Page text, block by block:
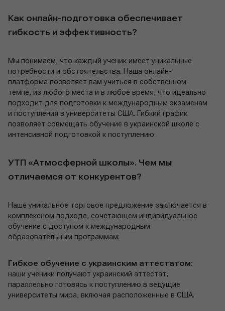
Как онлайн-подготовка обеспечивает
гибкость и эффективность?
Мы понимаем, что каждый ученик имеет уникальные
потребности и обстоятельства. Наша онлайн-
платформа позволяет вам учиться в собственном
темпе, из любого места и в любое время, что идеально
подходит для подготовки к международным экзаменам
и поступления в университеты США. Гибкий график
позволяет совмещать обучение в украинской школе с
интенсивной подготовкой к поступлению.
УТП «Атмосферной школы». Чем мы
отличаемся от конкурентов?
Наше уникальное торговое предложение заключается в
комплексном подходе, сочетающем индивидуальное
обучение с доступом к международным
образовательным программам:
Гибкое обучение с украинским аттестатом:
наши ученики получают украинский аттестат,
параллельно готовясь к поступлению в ведущие
университеты мира, включая расположенные в США.